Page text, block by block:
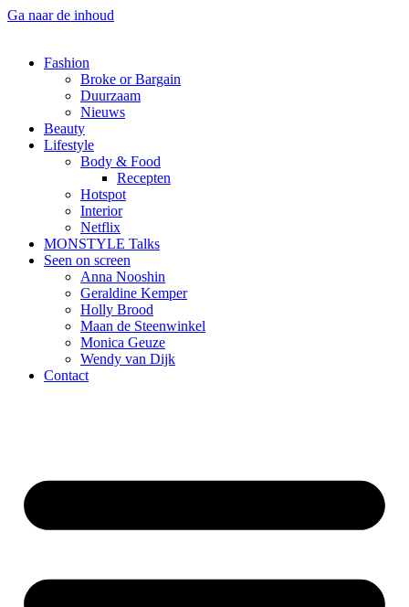
Ga naar de inhoud
Fashion
Broke or Bargain
Duurzaam
Nieuws
Beauty
Lifestyle
Body & Food
Recepten
Hotspot
Interior
Netflix
MONSTYLE Talks
Seen on screen
Anna Nooshin
Geraldine Kemper
Holly Brood
Maan de Steenwinkel
Monica Geuze
Wendy van Dijk
Contact